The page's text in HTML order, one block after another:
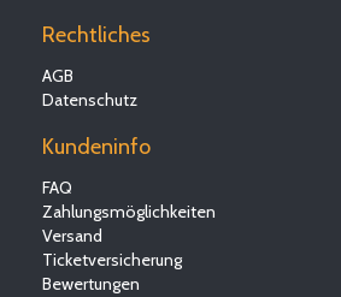
Rechtliches
AGB
Datenschutz
Kundeninfo
FAQ
Zahlungsmöglichkeiten
Versand
Ticketversicherung
Bewertungen